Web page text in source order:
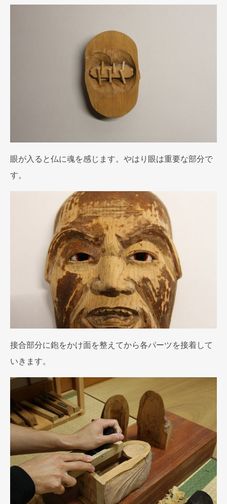
眼が入ると仏に魂を感じます。やはり眼は重要な部分で
す。
接合部分に鉋をかけ面を整えてから各パーツを接着して
いきます。